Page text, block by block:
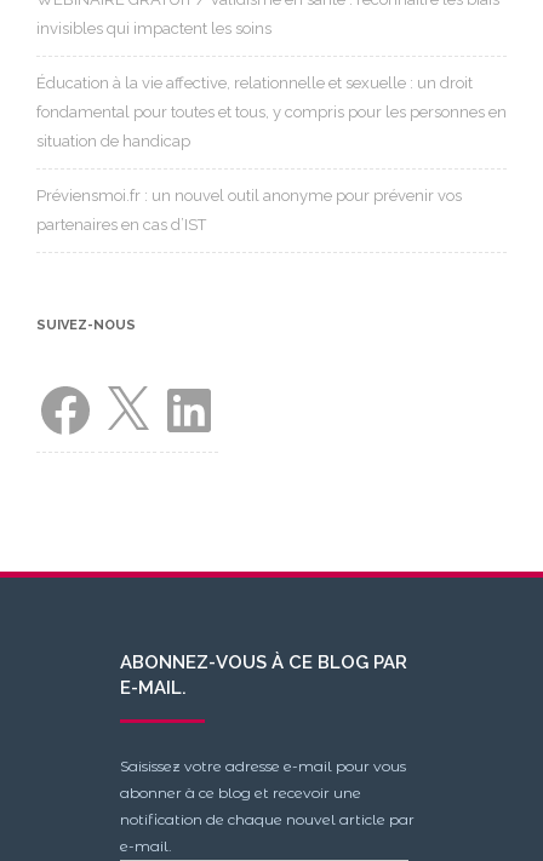
invisibles qui impactent les soins
Éducation à la vie affective, relationnelle et sexuelle : un droit
fondamental pour toutes et tous, y compris pour les personnes en
situation de handicap
Préviensmoi.fr : un nouvel outil anonyme pour prévenir vos
partenaires en cas d’IST
SUIVEZ-NOUS
Facebook LinkedIn
ABONNEZ-VOUS À CE BLOG PAR
E-MAIL.
Saisissez votre adresse e-mail pour vous
abonner à ce blog et recevoir une
notification de chaque nouvel article par
e-mail.